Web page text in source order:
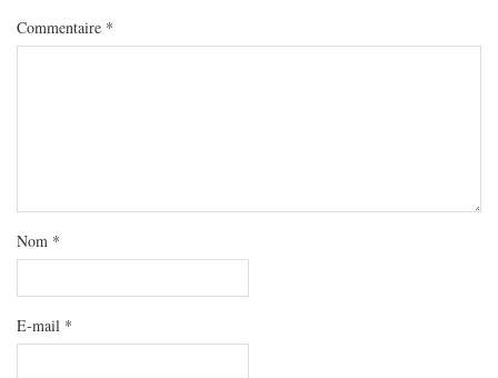
DIVERSES BOX
Commentaire *
Nom *
E-mail *